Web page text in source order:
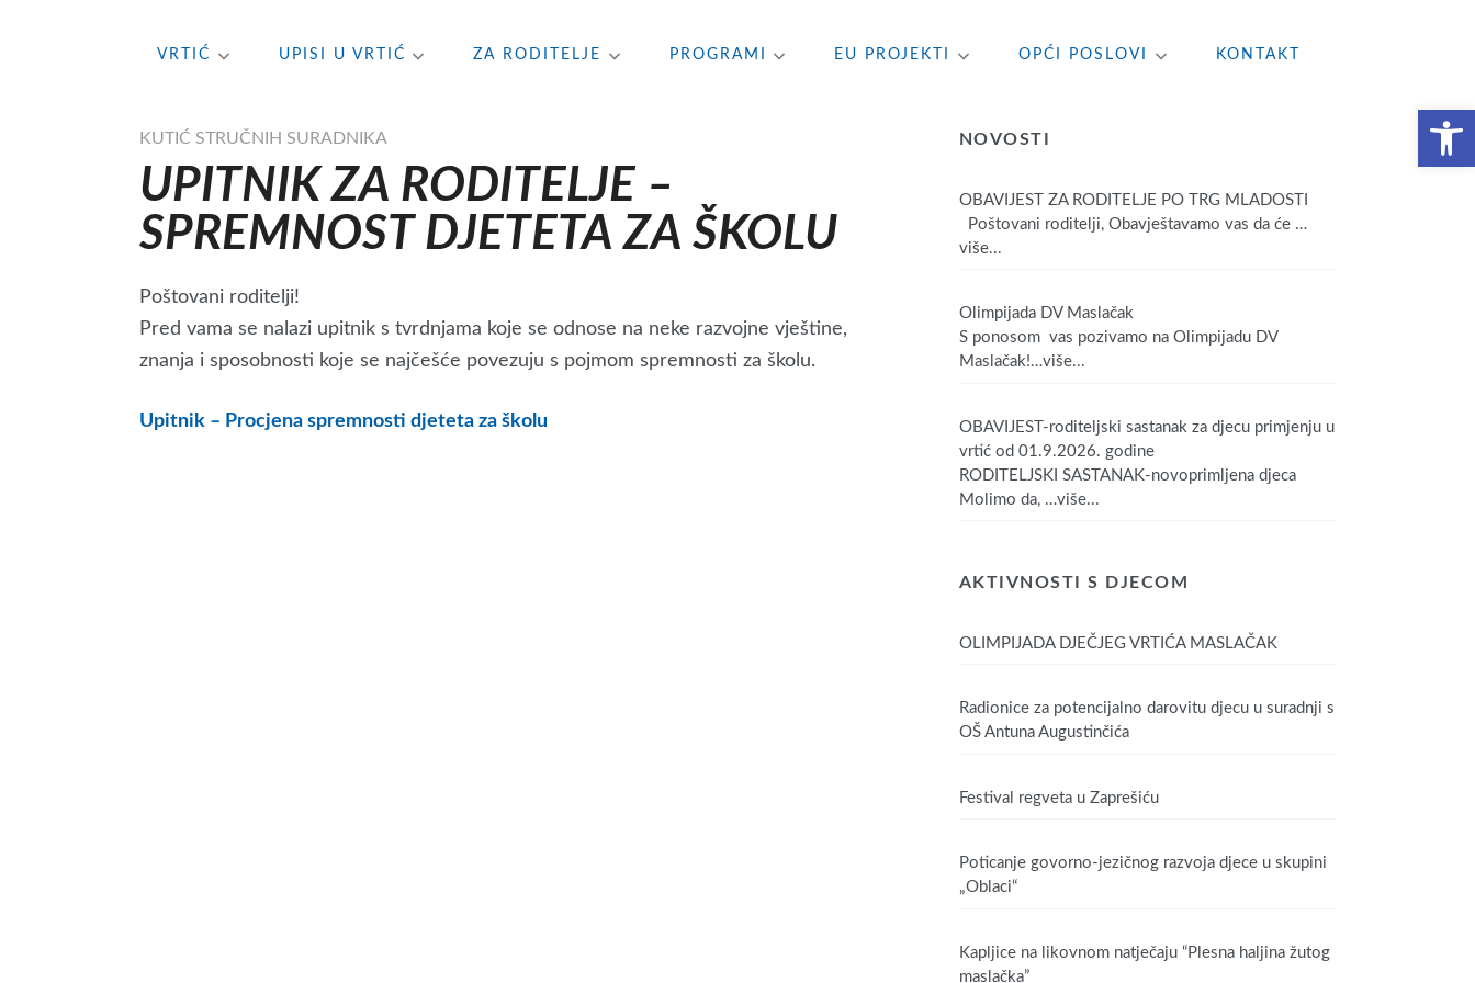
Open toolbar
VRTIĆ UPISI U VRTIĆ ZA RODITELJE PROGRAMI EU PROJEKTI OPĆI POSLOVI KONTAKT
KUTIĆ STRUČNIH SURADNIKA
UPITNIK ZA RODITELJE –
SPREMNOST DJETETA ZA ŠKOLU
Poštovani roditelji!
Pred vama se nalazi upitnik s tvrdnjama koje se odnose na neke razvojne vještine,
znanja i sposobnosti koje se najčešće povezuju s pojmom spremnosti za školu.
Upitnik – Procjena spremnosti djeteta za školu
NOVOSTI
OBAVIJEST ZA RODITELJE PO TRG MLADOSTI
Poštovani roditelji, Obavještavamo vas da će …
više...
Olimpijada DV Maslačak
S ponosom vas pozivamo na Olimpijadu DV
Maslačak!…više...
OBAVIJEST-roditeljski sastanak za djecu primjenju u
vrtić od 01.9.2026. godine
RODITELJSKI SASTANAK-novoprimljena djeca
Molimo da, …više...
AKTIVNOSTI S DJECOM
OLIMPIJADA DJEČJEG VRTIĆA MASLAČAK
Radionice za potencijalno darovitu djecu u suradnji s
OŠ Antuna Augustinčića
Festival regveta u Zaprešiću
Poticanje govorno-jezičnog razvoja djece u skupini
„Oblaci“
Kapljice na likovnom natječaju “Plesna haljina žutog
maslačka”